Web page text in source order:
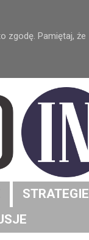
zgodę. Pamiętaj, że
STRATEGIE